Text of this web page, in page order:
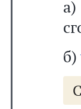
б)